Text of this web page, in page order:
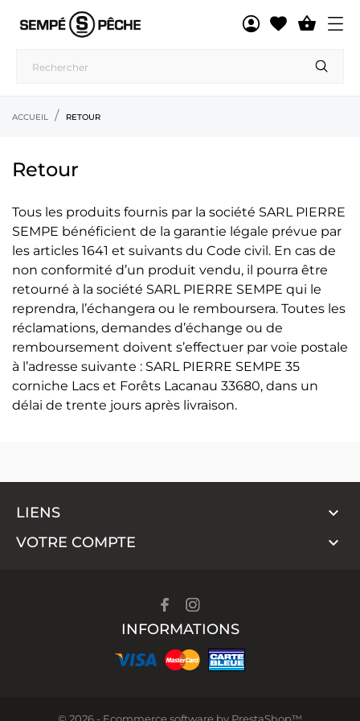

ACCUEIL RETOUR
Retour
Tous les produits fournis par la société SARL PIERRE
SEMPE bénéficient de la garantie légale prévue par
les articles 1641 et suivants du Code civil. En cas de
non conformité d’un produit vendu, il pourra être
retourné à la société SARL PIERRE SEMPE qui le
reprendra, l’échangera ou le remboursera. Toutes les
réclamations, demandes d’échange ou de
remboursement doivent s’effectuer par voie postale
à l’adresse suivante : SARL PIERRE SEMPE 35
corniche Lacs et Forêts Lacanau 33680, dans un
délai de trente jours après livraison.
LIENS 
VOTRE COMPTE 
INFORMATIONS